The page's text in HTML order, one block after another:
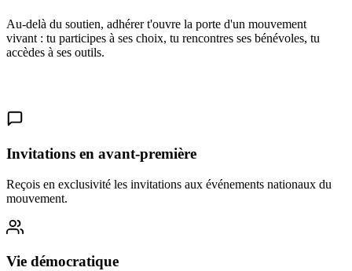
Au-delà du soutien, adhérer t'ouvre la porte d'un mouvement
vivant : tu participes à ses choix, tu rencontres ses bénévoles, tu
accèdes à ses outils.
Invitations en avant-première
Reçois en exclusivité les invitations aux événements nationaux du
mouvement.
Vie démocratique